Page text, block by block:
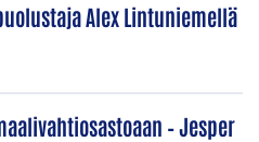
Alex Lintuniemellä
– Jesper